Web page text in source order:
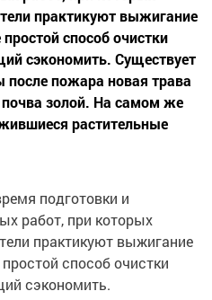
практикуют выжигание
способ очистки
сэкономить. Существует
после пожара новая трава
почва золой. На самом же
растительные
подготовки и
работ, при которых
практикуют выжигание
способ очистки
сэкономить.